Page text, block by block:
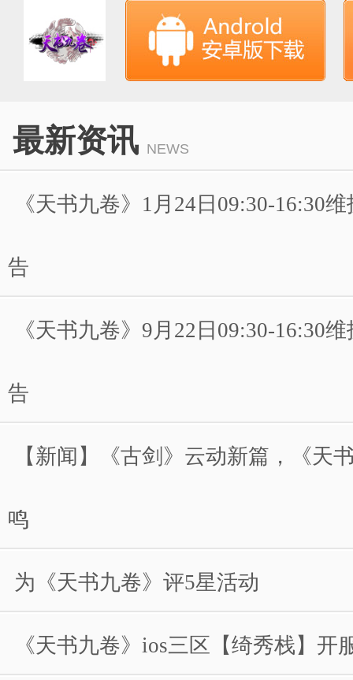
最新资讯 NEWS
《天书九卷》1月24日09:30-16:30
告
《天书九卷》9月22日09:30-16:30
告
【新闻】《古剑》云动新篇，《天
鸣
为《天书九卷》评5星活动
《天书九卷》ios三区【绮秀栈】开